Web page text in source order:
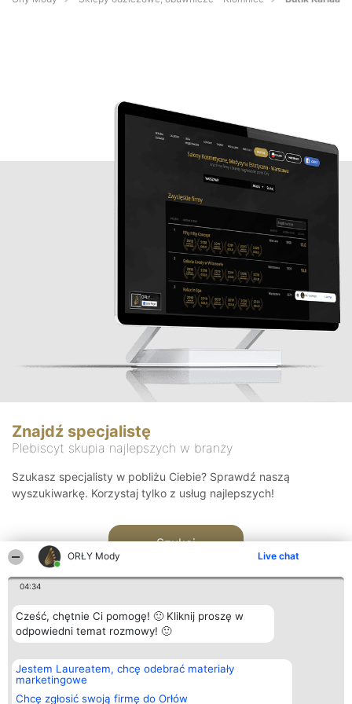
ORŁY Mody Live chat
04:34
Cześć, chętnie Ci pomogę! 🙂 Kliknij proszę w
odpowiedni temat rozmowy! 🙂
Jestem Laureatem, chcę odebrać materiały
marketingowe
Chcę zgłosić swoją firmę do Orłów
Znajdź specjalistę
Plebiscyt skupia najlepszych w branży
Szukasz specjalisty w pobliżu Ciebie? Sprawdź naszą
wyszukiwarkę. Korzystaj tylko z usług najlepszych!
Szukaj
Organizator plebiscytu
Bright Side Solutions sp. z o.
o. sp. k.
ul. Ruska 22
Plebiscyt
Laureaci
wszystkich
Kontakt
Kontakt